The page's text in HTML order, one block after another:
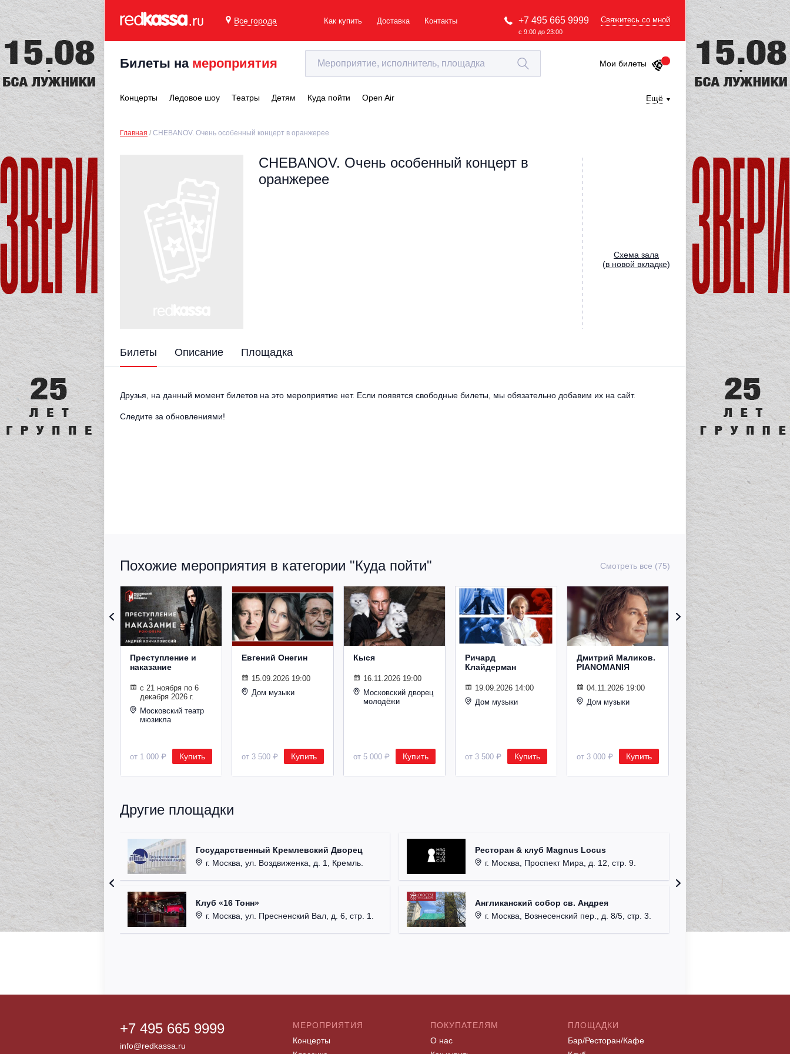
Все города Как купить Доставка Контакты +7 495 665 9999
с 9:00 до 23:00
Свяжитесь со мной
Билеты на мероприятия Мои билеты
Концерты Ледовое шоу Театры Детям Куда пойти Open Air Ещё
Главная CHEBANOV. Очень особенный концерт в оранжерее
CHEBANOV. Очень особенный концерт в
оранжерее
Cхема зала
(в новой вкладке)
Билеты Описание Площадка
Друзья, на данный момент билетов на это мероприятие нет. Если появятся свободные билеты, мы обязательно добавим их на сайт.
Следите за обновлениями!
Похожие мероприятия в категории "Куда пойти" Смотреть все (75)
Преступление и
наказание
с 21 ноября по 6
декабря 2026 г.
Московский театр
мюзикла
от 1 000 ₽ Купить
Евгений Онегин
15.09.2026 19:00
Дом музыки
от 3 500 ₽ Купить
Кыся
16.11.2026 19:00
Московский дворец
молодёжи
от 5 000 ₽ Купить
Ричард
Клайдерман
19.09.2026 14:00
Дом музыки
от 3 500 ₽ Купить
Дмитрий Маликов.
PIANOMANIЯ
04.11.2026 19:00
Дом музыки
от 3 000 ₽ Купить
Рождественский
концерт
Владимира
Спивакова
24.12.2026 19:00
Дом музыки
от 8 500 ₽ Купить
Другие площадки
Государственный Кремлевский Дворец
г. Москва, ул. Воздвиженка, д. 1, Кремль.
Клуб «16 Тонн»
г. Москва, ул. Пресненский Вал, д. 6, стр. 1.
Ресторан & клуб Magnus Locus
г. Москва, Проспект Мира, д. 12, стр. 9.
Англиканский собор св. Андрея
г. Москва, Вознесенский пер., д. 8/5, стр. 3.
Римско-
г.
Храм
г.
+7 495 665 9999
info@redkassa.ru
МЕРОПРИЯТИЯ
Концерты
ПОКУПАТЕЛЯМ
О нас
ПЛОЩАДКИ
Бар/Ресторан/Кафе